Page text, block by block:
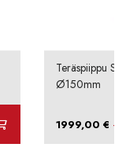
Teräspiippu
Ø150mm
1999,00 € –